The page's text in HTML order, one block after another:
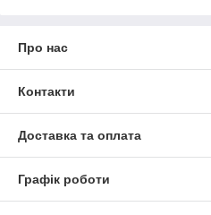
Про нас
Контакти
Доставка та оплата
Графік роботи